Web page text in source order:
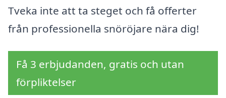
Tveka inte att ta steget och få offerter
från professionella snöröjare nära dig!
Få 3 erbjudanden, gratis och utan
förpliktelser